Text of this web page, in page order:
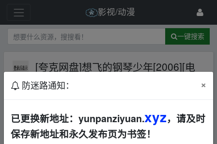
影视/动漫
一键搜索
[夸克网盘]想飞的钢琴少年[2006][电
影]
防迷路通知： ×
已更换新地址：yunpanziyuan.xyz，请及时
保存新地址和永久发布页为书签！